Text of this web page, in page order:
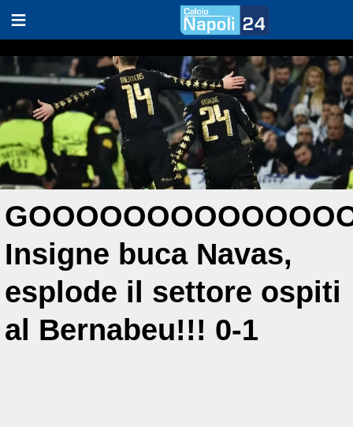
Insigne buca Navas,
esplode il settore ospiti
al Bernabeu!!! 0-1